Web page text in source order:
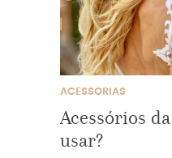
ACESSORIAS
Acessórios
usar?